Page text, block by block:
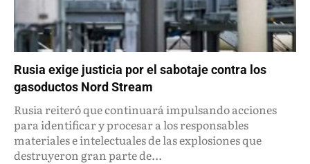
Rusia exige justicia por el sabotaje contra los
gasoductos Nord Stream
Rusia reiteró que continuará impulsando acciones
para identificar y procesar a los responsables
materiales e intelectuales de las explosiones que
destruyeron gran parte de...